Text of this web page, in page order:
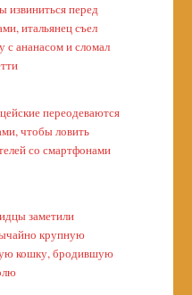
извиниться перед
итальянец съел
с ананасом и сломал
переодеваются
чтобы ловить
со смартфонами
заметили
крупную
кошку, бродившую